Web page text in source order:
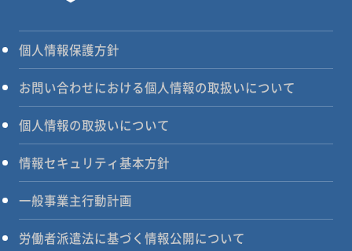
個人情報保護方針
お問い合わせにおける個人情報の取扱いについて
個人情報の取扱いについて
情報セキュリティ基本方針
一般事業主行動計画
労働者派遣法に基づく情報公開について